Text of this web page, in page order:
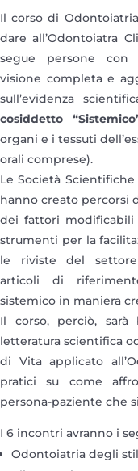
Il corso di
dare all’Odontoiatra
segue persone con
visione completa e
sull’evidenza
cosiddetto
organi e i tessuti
orali comprese).
Le Società
hanno creato percorsi
dei fattori
strumenti per la
le riviste del
articoli di
sistemico in maniera
Il corso, perciò,
letteratura scientifica
di Vita applicato
pratici su come
persona-paziente che
I 6 incontri avranno i
Odontoiatria degli